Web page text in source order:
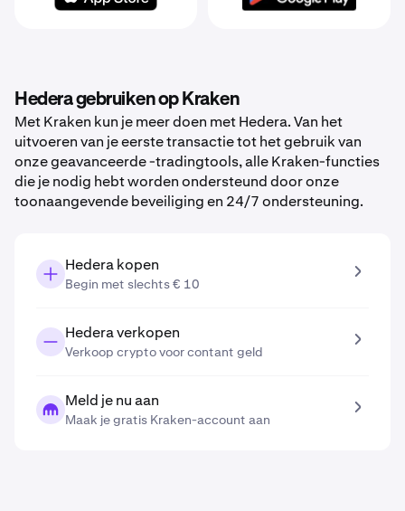
Hedera gebruiken op Kraken
Met Kraken kun je meer doen met Hedera. Van het
uitvoeren van je eerste transactie tot het gebruik van
onze geavanceerde -tradingtools, alle Kraken-functies
die je nodig hebt worden ondersteund door onze
toonaangevende beveiliging en 24/7 ondersteuning.
Hedera kopen
Begin met slechts € 10
Hedera verkopen
Verkoop crypto voor contant geld
Meld je nu aan
Maak je gratis Kraken-account aan